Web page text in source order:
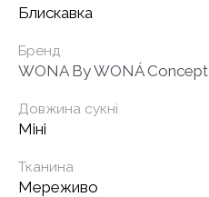
Блискавка
Бренд
WONA By WONÁ Concept
Довжина сукні
Міні
Тканина
Мереживо